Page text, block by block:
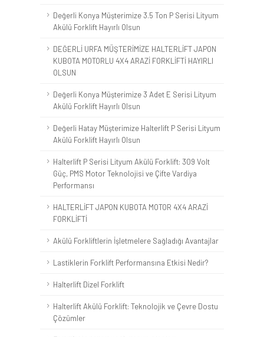
Değerli Konya Müşterimize 3.5 Ton P Serisi Lityum
Akülü Forklift Hayırlı Olsun
DEĞERLİ URFA MÜŞTERİMİZE HALTERLİFT JAPON
KUBOTA MOTORLU 4X4 ARAZİ FORKLİFTİ HAYIRLI
OLSUN
Değerli Konya Müşterimize 3 Adet E Serisi Lityum
Akülü Forklift Hayırlı Olsun
Değerli Hatay Müşterimize Halterlift P Serisi Lityum
Akülü Forklift Hayırlı Olsun
Halterlift P Serisi Lityum Akülü Forklift: 309 Volt
Güç, PMS Motor Teknolojisi ve Çifte Vardiya
Performansı
HALTERLİFT JAPON KUBOTA MOTOR 4X4 ARAZİ
FORKLİFTİ
Akülü Forkliftlerin İşletmelere Sağladığı Avantajlar
Lastiklerin Forklift Performansına Etkisi Nedir?
Halterlift Dizel Forklift
Halterlift Akülü Forklift: Teknolojik ve Çevre Dostu
Çözümler